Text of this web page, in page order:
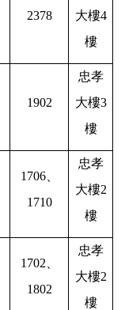
2378
大樓4
樓
1902
忠孝
大樓3
樓
1706、
1710
忠孝
大樓2
樓
1702
1802
忠孝
大樓2
樓